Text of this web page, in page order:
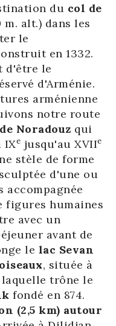
du col de
m. alt.) dans les
le
en 1332.
d'être le
d'Arménie.
arménienne
notre route
Noradouz qui
IXe jusqu'au XVIIe
stèle de forme
d'une ou
figures humaines
avec un
avant de
le lac Sevan
, située à
trône le
fondé en 874.
(2,5 km) autour